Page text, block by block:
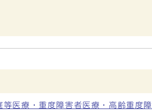
医療・重度障害者医療・高齢重度